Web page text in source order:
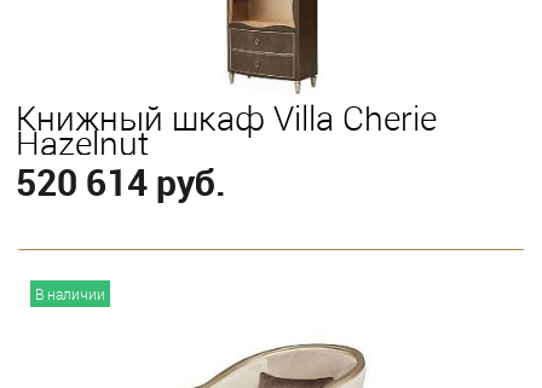
Книжный шкаф Villa Cherie
Hazelnut
520 614 руб.
В наличии